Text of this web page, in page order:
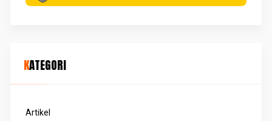
KATEGORI
Artikel